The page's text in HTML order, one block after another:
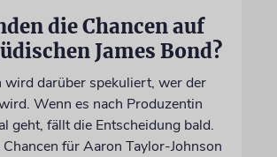
die Chancen auf
James Bond?
wird darüber spekuliert, wer der
Wenn es nach Produzentin
geht, fällt die Entscheidung bald.
Chancen für Aaron Taylor-Johnson